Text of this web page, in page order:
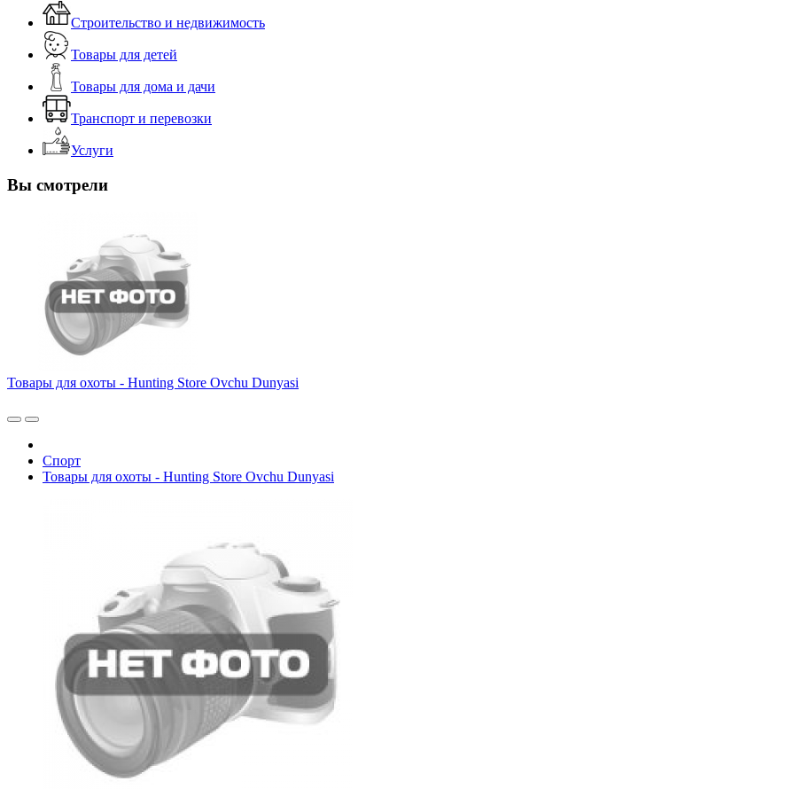
Строительство и недвижимость
Товары для детей
Товары для дома и дачи
Транспорт и перевозки
Услуги
Вы смотрели
Товары для охоты - Hunting Store Ovchu Dunyasi
Спорт
Товары для охоты - Hunting Store Ovchu Dunyasi